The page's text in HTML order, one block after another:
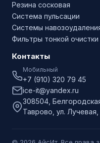
Резина сосковая
Система пульсации
Системы
Фильтры тонкой очистки
Контакты
Мобильный
+7 (910) 320 79 45
ice-it@yandex.ru
308504,
Таврово, ул. Лучевая,